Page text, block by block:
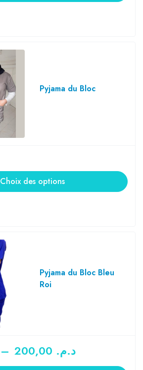
Pyjama du Bloc
Choix des options
Pyjama du Bloc Bleu
Roi
– د.م.